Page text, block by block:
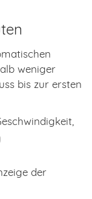
weniger
bis zur ersten
der